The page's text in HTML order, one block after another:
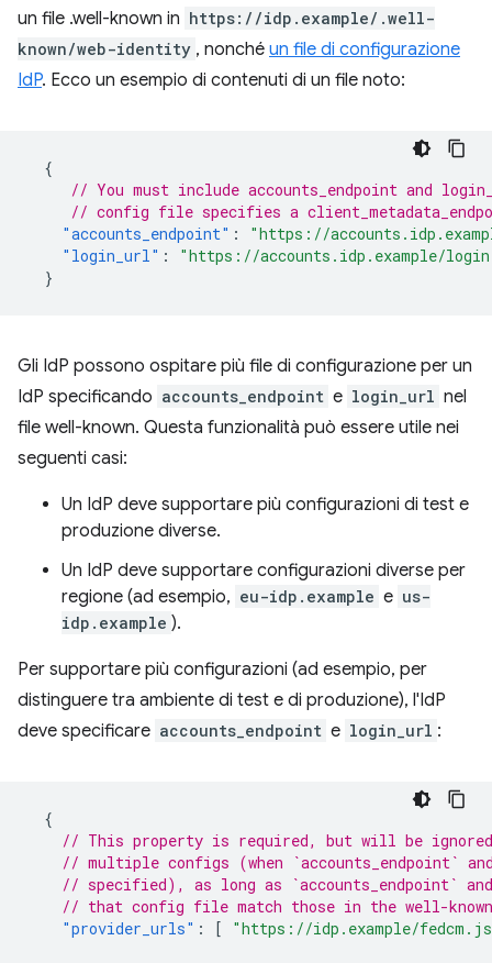
un file .well-known in https://idp.example/.well-
known/web-identity , nonché un file di configurazione
IdP. Ecco un esempio di contenuti di un file noto:
{
// You must include accounts_endpoint and
// config file specifies a
"accounts_endpoint" :
"https://
"login_url" :
"https://accounts.idp.example/
}
Gli IdP possono ospitare più file di configurazione per un
IdP specificando accounts_endpoint e login_url nel
file well-known. Questa funzionalità può essere utile nei
seguenti casi:
Un IdP deve supportare più configurazioni di test e
produzione diverse.
Un IdP deve supportare configurazioni diverse per
regione (ad esempio, eu-idp.example e us-
idp.example ).
Per supportare più configurazioni (ad esempio, per
distinguere tra ambiente di test e di produzione), l'IdP
deve specificare accounts_endpoint e login_url :
{
// This property is required, but will be ignored
// multiple configs (when `accounts_endpoint`
// specified), as long as `accounts_endpoint`
// that config file match those in the well-
"provider_urls" : [ "https://idp.example/